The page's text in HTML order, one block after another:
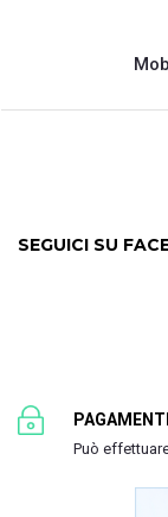
SEGUICI SU
Può